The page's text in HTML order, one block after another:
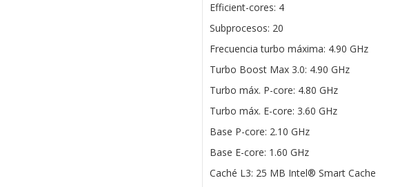
Efficient-cores: 4
Subprocesos: 20
Frecuencia turbo máxima: 4.90 GHz
Turbo Boost Max 3.0: 4.90 GHz
Turbo máx. P-core: 4.80 GHz
Turbo máx. E-core: 3.60 GHz
Base P-core: 2.10 GHz
Base E-core: 1.60 GHz
Caché L3: 25 MB Intel® Smart Cache